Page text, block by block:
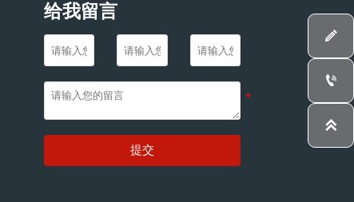
给我留言
提交


